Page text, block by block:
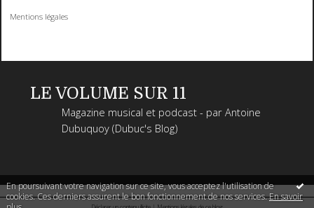
En poursuivant votre navigation sur ce site, vous acceptez l'utilisation de
cookies. Ces derniers assurent le bon fonctionnement de nos services.En savoir
Mentions légales
LE VOLUME SUR 11
Magazine musical et podcast - par Antoine
Dubuquoy (Dubuc's Blog)